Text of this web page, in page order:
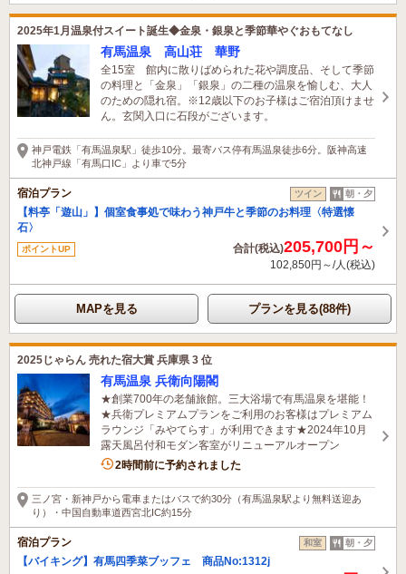
2025年1月温泉付スイート誕生◆金泉・銀泉と季節華やぐおもてなし
有馬温泉 高山荘 華野
全15室 館内に散りばめられた花や調度品、そして季節
の料理と「金泉」「銀泉」の二種の温泉を愉しむ、大人
のための隠れ宿。※12歳以下のお子様はご宿泊頂けませ
ん。玄関入口に石段がございます。
神戸電鉄「有馬温泉駅」徒歩10分。最寄バス停有馬温泉徒歩6分。阪神高速
北神戸線「有馬口IC」より車で5分
宿泊プラン ツイン 朝・夕
【料亭「遊山」】個室食事処で味わう神戸牛と季節のお料理〈特選懐
石〉
ポイントUP 合計(税込)205,700円～
102,850円～/人(税込)
MAPを見る プランを見る(88件)
2025じゃらん 売れた宿大賞 兵庫県 3 位
有馬温泉 兵衛向陽閣
★創業700年の老舗旅館。三大浴場で有馬温泉を堪能！
★兵衛プレミアムプランをご利用のお客様はプレミアム
ラウンジ「みやてらす」が利用できます★2024年10月
露天風呂付和モダン客室がリニューアルオープン
7名がこの宿を見ています
2時間前に予約されました
三ノ宮・新神戸から電車またはバスで約30分（有馬温泉駅より無料送迎あ
り）・中国自動車道西宮北IC約15分
宿泊プラン 和室 朝・夕
【バイキング】有馬四季菜ブッフェ 商品No:1312j